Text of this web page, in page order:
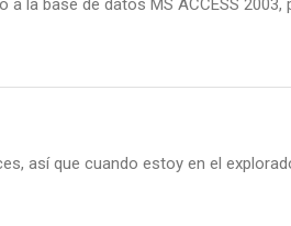
la base de datos MS ACCESS
así que cuando estoy en el